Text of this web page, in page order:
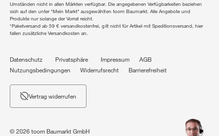
Umständen nicht in allen Märkten verfügbar. Die angegebenen Verfügbarkeiten beziehen
sich auf den unter "Mein Markt" ausgewählten toom Baumarkt. Alle Angebote und
Produkte nur solange der Vorrat reicht.
*Paketversand ab 59 € versandkostenfrei, gilt nicht für Artikel mit Speditionsversand, hier
fallen zusätzliche Versandkosten an.
Datenschutz Privatsphäre Impressum
AGB
Nutzungsbedingungen
Widerrufsrecht Barrierefreiheit
Vertrag widerrufen
© 2026 toom Baumarkt GmbH